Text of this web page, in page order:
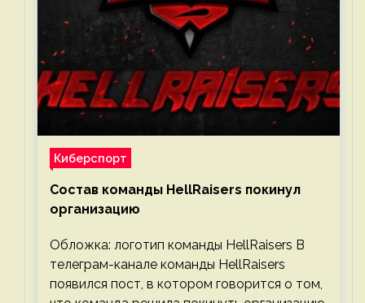
Киберспорт
Состав команды HellRaisers покинул
организацию
Обложка: логотип команды HellRaisers В
телеграм-канале команды HellRaisers
появился пост, в котором говорится о том,